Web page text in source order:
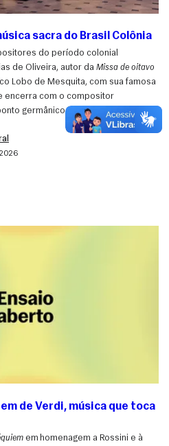
sacra do Brasil Colônia
do período colonial
de Oliveira, autor da Missa de oitavo
Lobo de Mesquita, com sua famosa
encerra com o compositor
germânico e dramaticidade
de Verdi, música que toca
em homenagem a Rossini e à